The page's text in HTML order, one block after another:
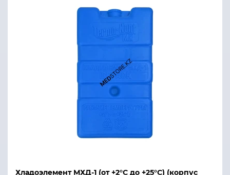
Хладоэлемент МХД-1 (от +2°С до +25°С) (корпус